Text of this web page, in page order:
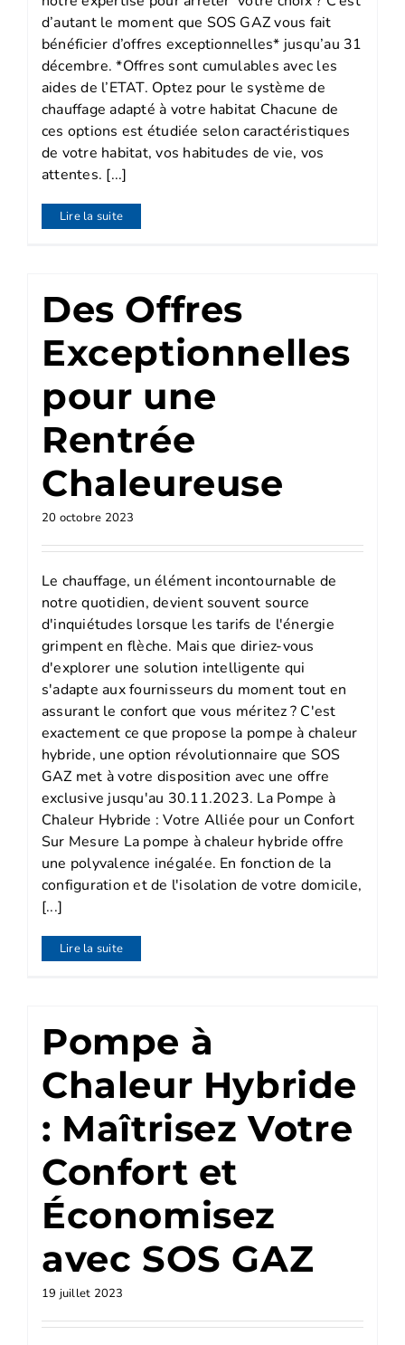
d’autant le moment que SOS GAZ vous fait
bénéficier d’offres exceptionnelles* jusqu’au 31
décembre. *Offres sont cumulables avec les
aides de l’ETAT. Optez pour le système de
chauffage adapté à votre habitat Chacune de
ces options est étudiée selon caractéristiques
de votre habitat, vos habitudes de vie, vos
attentes. [...]
Lire la suite
Des Offres
Exceptionnelles
pour une
Rentrée
Chaleureuse
20 octobre 2023
Le chauffage, un élément incontournable de
notre quotidien, devient souvent source
d'inquiétudes lorsque les tarifs de l'énergie
grimpent en flèche. Mais que diriez-vous
d'explorer une solution intelligente qui
s'adapte aux fournisseurs du moment tout en
assurant le confort que vous méritez ? C'est
exactement ce que propose la pompe à chaleur
hybride, une option révolutionnaire que SOS
GAZ met à votre disposition avec une offre
exclusive jusqu'au 30.11.2023. La Pompe à
Chaleur Hybride : Votre Alliée pour un Confort
Sur Mesure La pompe à chaleur hybride offre
une polyvalence inégalée. En fonction de la
configuration et de l'isolation de votre domicile,
[...]
Lire la suite
Pompe à
Chaleur Hybride
: Maîtrisez Votre
Confort et
Économisez
avec SOS GAZ
19 juillet 2023